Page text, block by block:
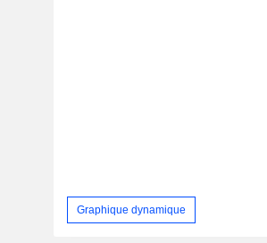
Graphique dynamique